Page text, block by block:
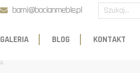
bami@bocianmeble.pl
GALERIA BLOG KONTAKT